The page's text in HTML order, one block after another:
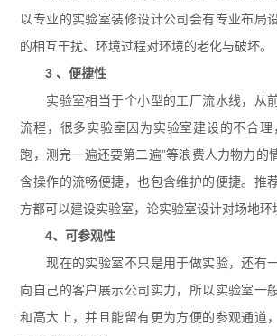
以专业的实验室装修设计公司会有专业布局
的相互干扰、环境过程对环境的老化与破坏。
3 、便捷性
实验室相当于个小型的工厂流水线，从
流程，很多实验室因为实验室建设的不合理
跑，测完一遍还要第二遍”等浪费人力物力的
含操作的流畅便捷，也包含维护的便捷。推
方都可以建设实验室，论实验室设计对场地环
4、可参观性
现在的实验室不只是用于做实验，还有
向自己的客户展示公司实力，所以实验室一
和高大上，并且能留有更为方便的参观通道